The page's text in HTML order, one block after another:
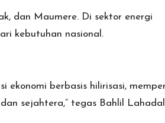
dan Maumere. Di sektor energi
kebutuhan nasional.
ekonomi berbasis hilirisasi,
sejahtera,” tegas Bahlil